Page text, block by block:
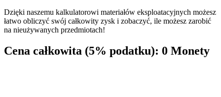
Dzięki naszemu kalkulatorowi materiałów eksploatacyjnych możesz
łatwo obliczyć swój całkowity zysk i zobaczyć, ile możesz zarobić
na nieużywanych przedmiotach!
Cena całkowita (5% podatku): 0 Monety